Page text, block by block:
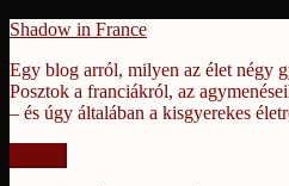
Tartalomhoz
Shadow in France
Egy blog arról, milyen az élet négy
Posztok a franciákról, az
– és úgy általában a kisgyerekes